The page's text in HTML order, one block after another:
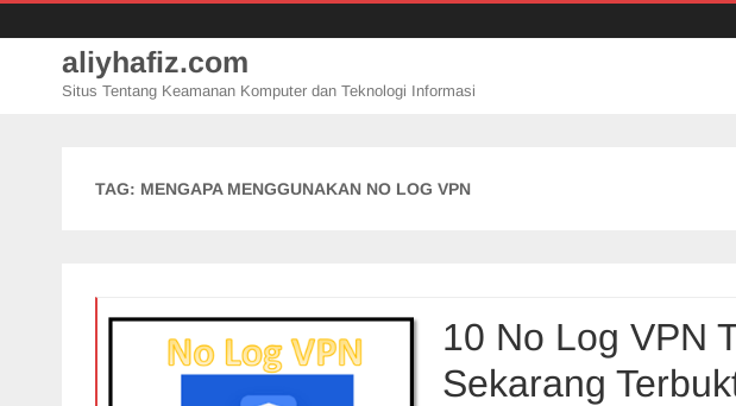
aliyhafiz.com
Situs Tentang Keamanan Komputer dan Teknologi Informasi
TAG: MENGAPA MENGGUNAKAN NO LOG VPN
10 No Log VPN
Sekarang